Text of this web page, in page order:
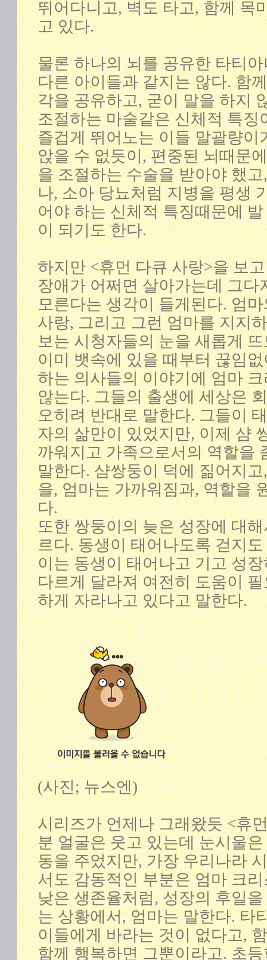
뛰어다니고, 벽도 타고, 함께 목
고 있다.
물론 하나의 뇌를 공유한 타티
다른 아이들과 같지는 않다. 함
각을 공유하고, 굳이 말을 하지
조절하는 마술같은 신체적 특징
즐겁게 뛰어노는 이들 말괄량이
앉을 수 없듯이, 편중된 뇌때문
을 조절하는 수술을 받아야 했
나, 소아 당뇨처럼 지병을 평생
어야 하는 신체적 특징때문에
이 되기도 한다.
하지만 <휴먼 다큐 사랑>을 보
장애가 어쩌면 살아가는데 그다
모른다는 생각이 들게된다. 엄
사랑, 그리고 그런 엄마를 지지
보는 시청자들의 눈을 새롭게
이미 뱃속에 있을 때부터 끊임
하는 의사들의 이야기에 엄마
않는다. 그들의 출생에 세상은
오히려 반대로 말한다. 그들이
자의 삶만이 있었지만, 이제 샴
까워지고 가족으로서의 역할을
말한다. 샴쌍둥이 덕에 짊어지
을, 엄마는 가까워짐과, 역할을
다.
또한 쌍둥이의 늦은 성장에 대
르다. 동생이 태어나도록 걷지
이는 동생이 태어나고 기고 성
다르게 달라져 여전히 도움이
하게 자라나고 있다고 말한다.
(사진; 뉴스엔)
시리즈가 언제나 그래왔듯 <휴
분 얼굴은 웃고 있는데 눈시울
동을 주었지만, 가장 우리나라
서도 감동적인 부분은 엄마 크
낮은 생존율처럼, 성장의 후일
는 상황에서, 엄마는 말한다. 타
이들에게 바라는 것이 없다고,
함께 행복하면 그뿐이라고. 초